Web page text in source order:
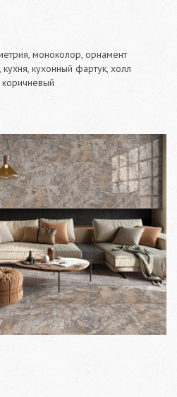
моноколор, орнамент
кухня, кухонный фартук, холл